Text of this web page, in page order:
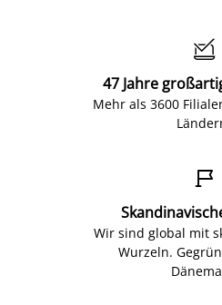

47 Jahre
Mehr als 3600

Wir sind global mit
Wurzeln.